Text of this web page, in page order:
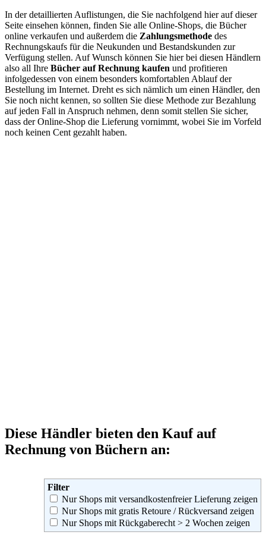
In der detaillierten Auflistungen, die Sie nachfolgend hier auf dieser
Seite einsehen können, finden Sie alle Online-Shops, die Bücher
online verkaufen und außerdem die Zahlungsmethode des
Rechnungskaufs für die Neukunden und Bestandskunden zur
Verfügung stellen. Auf Wunsch können Sie hier bei diesen Händlern
also all Ihre Bücher auf Rechnung kaufen und profitieren
infolgedessen von einem besonders komfortablen Ablauf der
Bestellung im Internet. Dreht es sich nämlich um einen Händler, den
Sie noch nicht kennen, so sollten Sie diese Methode zur Bezahlung
auf jeden Fall in Anspruch nehmen, denn somit stellen Sie sicher,
dass der Online-Shop die Lieferung vornimmt, wobei Sie im Vorfeld
noch keinen Cent gezahlt haben.
Diese Händler bieten den Kauf auf
Rechnung von Büchern an:
Filter
Nur Shops mit versandkostenfreier Lieferung zeigen
Nur Shops mit gratis Retoure / Rückversand zeigen
Nur Shops mit Rückgaberecht > 2 Wochen zeigen